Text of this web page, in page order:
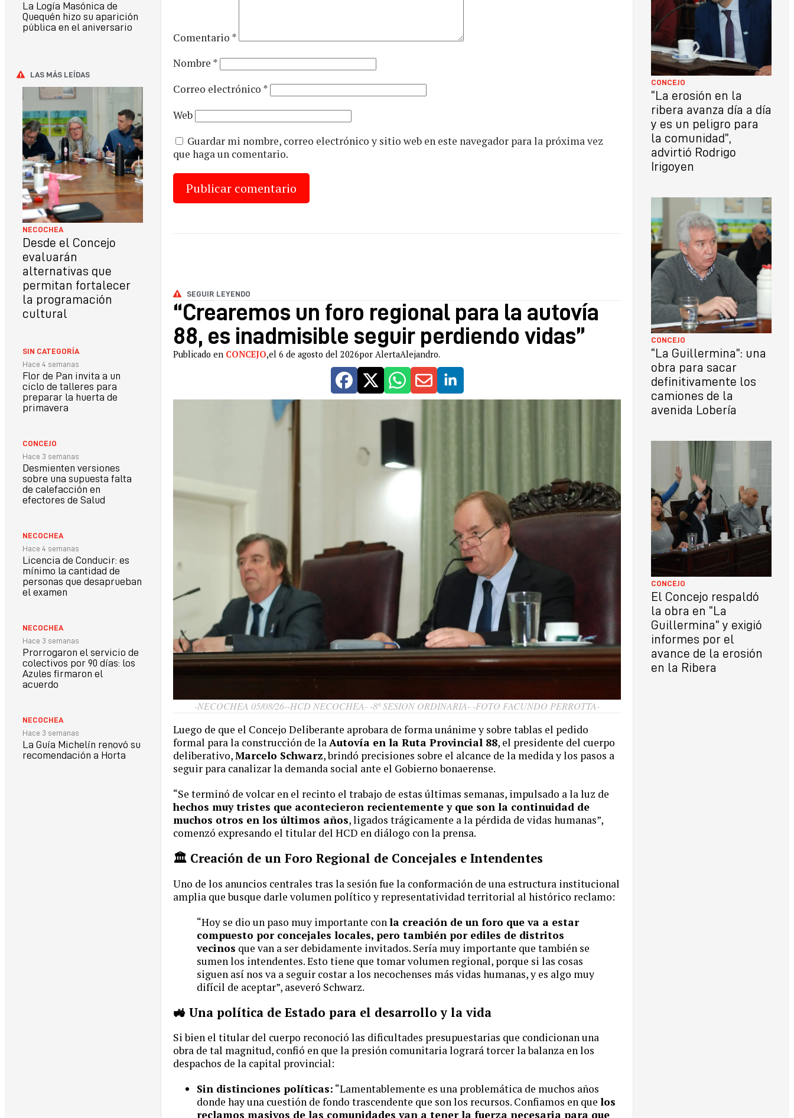
CONCEJO
“La erosión en la
ribera avanza día a día
y es un peligro para
la comunidad”,
advirtió Rodrigo
Irigoyen
CONCEJO
“La Guillermina”: una
obra para sacar
definitivamente los
camiones de la
avenida Lobería
CONCEJO
El Concejo respaldó
la obra en “La
Guillermina” y exigió
informes por el
avance de la erosión
en la Ribera
La Logía Masónica de
Quequén hizo su aparición
pública en el aniversario
LAS MÁS LEÍDAS
NECOCHEA
Desde el Concejo
evaluarán
alternativas que
permitan fortalecer
la programación
cultural
SIN CATEGORÍA
Hace 4 semanas
Flor de Pan invita a un
ciclo de talleres para
preparar la huerta de
primavera
CONCEJO
Hace 3 semanas
Desmienten versiones
sobre una supuesta falta
de calefacción en
efectores de Salud
NECOCHEA
Hace 4 semanas
Licencia de Conducir: es
mínimo la cantidad de
personas que desaprueban
el examen
NECOCHEA
Hace 3 semanas
Prorrogaron el servicio de
colectivos por 90 días: los
Azules firmaron el
acuerdo
NECOCHEA
Hace 3 semanas
La Guía Michelín renovó su
recomendación a Horta
Comentario *
Nombre *
Correo electrónico *
Web
Guardar mi nombre, correo electrónico y sitio web en este navegador para la próxima vez
que haga un comentario.
SEGUIR LEYENDO
“Crearemos un foro regional para la autovía
88, es inadmisible seguir perdiendo vidas”
Publicado en CONCEJO,el 6 de agosto del 2026por AlertaAlejandro.
-NECOCHEA 05/08/26--HCD NECOCHEA- -8º SESION ORDINARIA- -FOTO FACUNDO PERROTTA-
Luego de que el Concejo Deliberante aprobara de forma unánime y sobre tablas el pedido
formal para la construcción de laAutovía en la Ruta Provincial 88, el presidente del cuerpo
deliberativo,Marcelo Schwarz, brindó precisiones sobre el alcance de la medida y los pasos a
seguir para canalizar la demanda social ante el Gobierno bonaerense.
“Se terminó de volcar en el recinto el trabajo de estas últimas semanas, impulsado a la luz de
hechos muy tristes que acontecieron recientemente y que son la continuidad de
muchos otros en los últimos años, ligados trágicamente a la pérdida de vidas humanas”,
comenzó expresando el titular del HCD en diálogo con la prensa.
🏛️ Creación de un Foro Regional de Concejales e Intendentes
Uno de los anuncios centrales tras la sesión fue la conformación de una estructura institucional
amplia que busque darle volumen político y representatividad territorial al histórico reclamo:
“Hoy se dio un paso muy importante conla creación de un foro que va a estar
compuesto por concejales locales, pero también por ediles de distritos
vecinos que van a ser debidamente invitados. Sería muy importante que también se
sumen los intendentes. Esto tiene que tomar volumen regional, porque si las cosas
siguen así nos va a seguir costar a los necochenses más vidas humanas, y es algo muy
difícil de aceptar”, aseveró Schwarz.
🚜 Una política de Estado para el desarrollo y la vida
Si bien el titular del cuerpo reconoció las dificultades presupuestarias que condicionan una
obra de tal magnitud, confió en que la presión comunitaria logrará torcer la balanza en los
despachos de la capital provincial:
Sin distinciones políticas: “Lamentablemente es una problemática de muchos años
donde hay una cuestión de fondo trascendente que son los recursos. Confiamos en que los
reclamos masivos de las comunidades van a tener la fuerza necesaria para que